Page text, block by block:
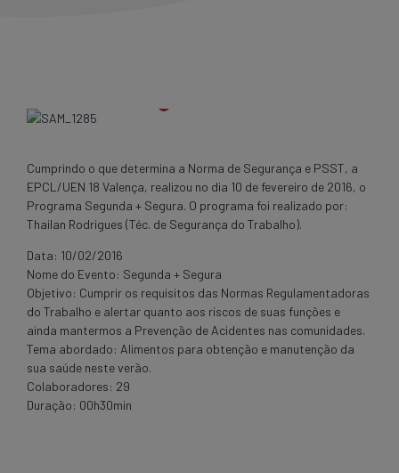
Cumprindo o que determina a Norma de Segurança e PSST, a
EPCL/UEN 18 Valença, realizou no dia 10 de fevereiro de 2016, o
Programa Segunda + Segura. O programa foi realizado por:
Thailan Rodrigues (Téc. de Segurança do Trabalho).
Data: 10/02/2016
Nome do Evento: Segunda + Segura
Objetivo: Cumprir os requisitos das Normas Regulamentadoras
do Trabalho e alertar quanto aos riscos de suas funções e
ainda mantermos a Prevenção de Acidentes nas comunidades.
Tema abordado: Alimentos para obtenção e manutenção da
sua saúde neste verão.
Colaboradores: 29
Duração: 00h30min